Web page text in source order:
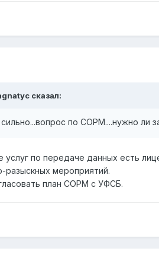
сказал:
по СОРМ....нужно ли
услуг по передаче данных есть
разыскных мероприятий.
план СОРМ с УФСБ.